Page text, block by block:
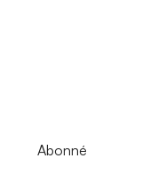
Abonné